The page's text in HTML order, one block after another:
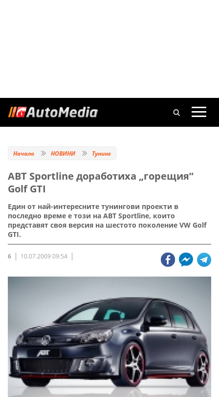
Начало НОВИНИ Тунинг
ABT Sportline доработиха „горещия”
Golf GTI
Един от най-интересните тунингови проекти в
последно време е този на ABT Sportline, които
представят своя версия на шестото поколение VW Golf
GTI.
6 10.07.2009 09:54